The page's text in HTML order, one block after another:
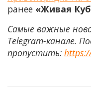
ранее «Живая
Самые важные
Telegram-канале.
пропустить: